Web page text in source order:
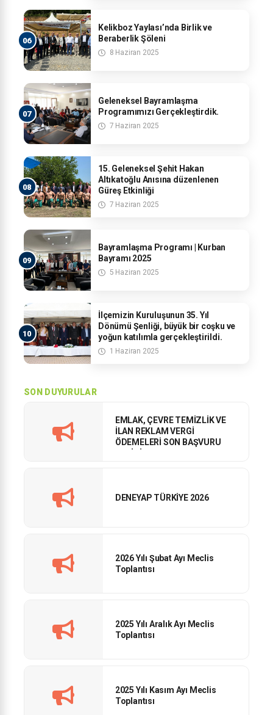
Kelikboz Yaylası’nda Birlik ve
Beraberlik Şöleni
8 Haziran 2025
Geleneksel Bayramlaşma
Programımızı Gerçekleştirdik.
7 Haziran 2025
15. Geleneksel Şehit Hakan
Altıkatoğlu Anısına düzenlenen
Güreş Etkinliği
7 Haziran 2025
Bayramlaşma Programı | Kurban
Bayramı 2025
5 Haziran 2025
İlçemizin Kuruluşunun 35. Yıl
Dönümü Şenliği, büyük bir coşku ve
yoğun katılımla gerçekleştirildi.
1 Haziran 2025
SON DUYURULAR
EMLAK, ÇEVRE TEMİZLİK VE
İLAN REKLAM VERGİ
ÖDEMELERİ SON BAŞVURU
DENEYAP TÜRKİYE 2026
2026 Yılı Şubat Ayı Meclis
Toplantısı
2025 Yılı Aralık Ayı Meclis
Toplantısı
2025 Yılı Kasım Ayı Meclis
Toplantısı